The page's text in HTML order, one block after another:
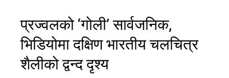
प्रज्वलको ‘गोली’ सार्वजनिक,
भिडियोमा दक्षिण भारतीय चलचित्र
शैलीको द्वन्द दृश्य